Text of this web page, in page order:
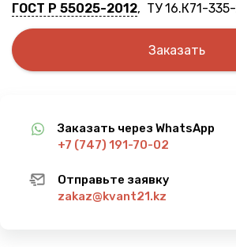
ГОСТ Р 55025-2012, ТУ 16.К71-
Заказать
Заказать через WhatsApp
+7 (747) 191-70-02
Отправьте заявку
zakaz@kvant21.kz